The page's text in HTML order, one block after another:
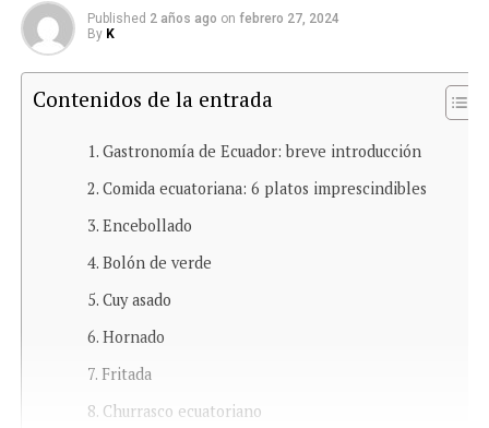
Published 2 años ago on febrero 27, 2024
By K
Contenidos de la entrada
Gastronomía de Ecuador: breve introducción
Comida ecuatoriana: 6 platos imprescindibles
Encebollado
Bolón de verde
Cuy asado
Hornado
Fritada
Churrasco ecuatoriano